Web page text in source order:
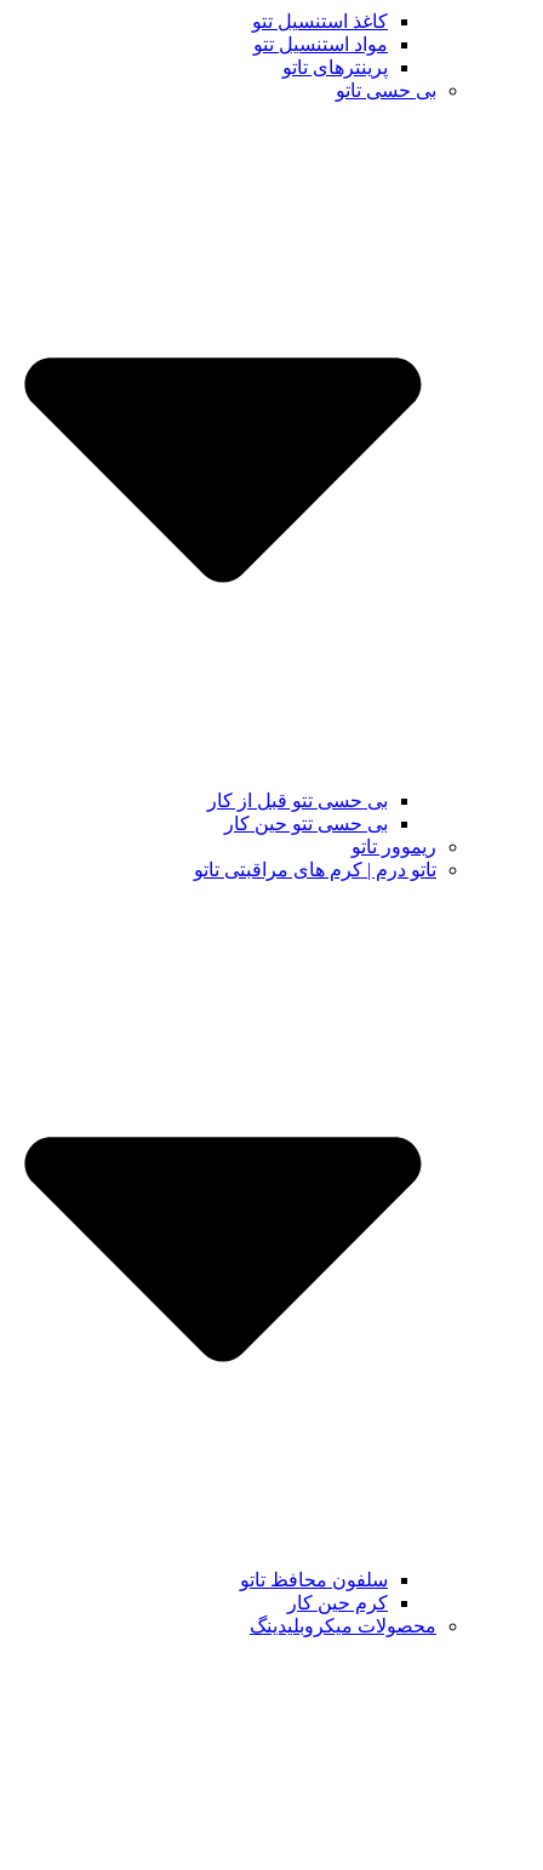
کاغذ استنسیل تتو
مواد استنسیل تتو
پرینترهای تاتو
بی حسی تاتو
بی حسی تتو قبل از کار
بی حسی تتو حین کار
ریموور تاتو
تاتو درم | کرم های مراقبتی تاتو
سلفون محافظ تاتو
کرم حین کار
محصولات میکروبلیدینگ